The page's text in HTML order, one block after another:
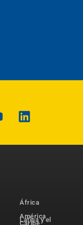
África
América
Latina y el
Caribe